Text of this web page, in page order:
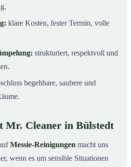
klare Kosten, fester Termin, volle
strukturiert, respektvoll und
begehbare, saubere und
Mr. Cleaner in Bülstedt
Messie-Reinigungen macht uns
wenn es um sensible Situationen